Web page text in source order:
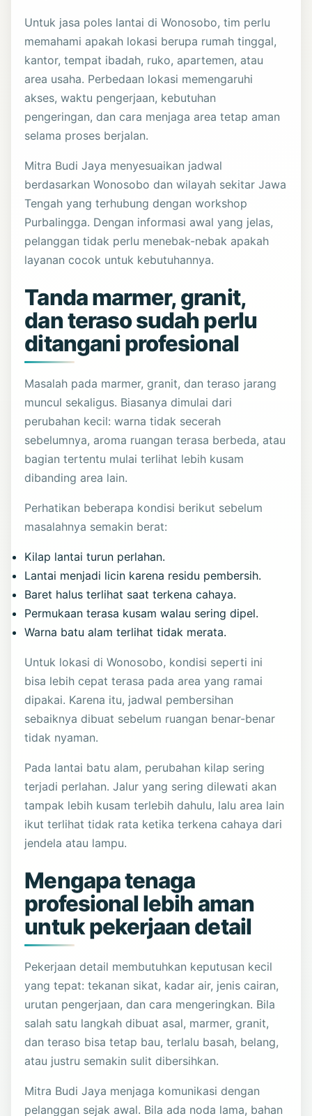
Untuk jasa poles lantai di Wonosobo, tim perlu
memahami apakah lokasi berupa rumah tinggal,
kantor, tempat ibadah, ruko, apartemen, atau
area usaha. Perbedaan lokasi memengaruhi
akses, waktu pengerjaan, kebutuhan
pengeringan, dan cara menjaga area tetap aman
selama proses berjalan.
Mitra Budi Jaya menyesuaikan jadwal
berdasarkan Wonosobo dan wilayah sekitar Jawa
Tengah yang terhubung dengan workshop
Purbalingga. Dengan informasi awal yang jelas,
pelanggan tidak perlu menebak-nebak apakah
layanan cocok untuk kebutuhannya.
Tanda marmer, granit,
dan teraso sudah perlu
ditangani profesional
Masalah pada marmer, granit, dan teraso jarang
muncul sekaligus. Biasanya dimulai dari
perubahan kecil: warna tidak secerah
sebelumnya, aroma ruangan terasa berbeda, atau
bagian tertentu mulai terlihat lebih kusam
dibanding area lain.
Perhatikan beberapa kondisi berikut sebelum
masalahnya semakin berat:
Kilap lantai turun perlahan.
Lantai menjadi licin karena residu pembersih.
Baret halus terlihat saat terkena cahaya.
Permukaan terasa kusam walau sering dipel.
Warna batu alam terlihat tidak merata.
Untuk lokasi di Wonosobo, kondisi seperti ini
bisa lebih cepat terasa pada area yang ramai
dipakai. Karena itu, jadwal pembersihan
sebaiknya dibuat sebelum ruangan benar-benar
tidak nyaman.
Pada lantai batu alam, perubahan kilap sering
terjadi perlahan. Jalur yang sering dilewati akan
tampak lebih kusam terlebih dahulu, lalu area lain
ikut terlihat tidak rata ketika terkena cahaya dari
jendela atau lampu.
Mengapa tenaga
profesional lebih aman
untuk pekerjaan detail
Pekerjaan detail membutuhkan keputusan kecil
yang tepat: tekanan sikat, kadar air, jenis cairan,
urutan pengerjaan, dan cara mengeringkan. Bila
salah satu langkah dibuat asal, marmer, granit,
dan teraso bisa tetap bau, terlalu basah, belang,
atau justru semakin sulit dibersihkan.
Mitra Budi Jaya menjaga komunikasi dengan
pelanggan sejak awal. Bila ada noda lama, bahan